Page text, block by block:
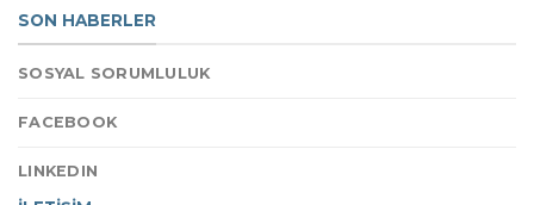
SON HABERLER
SOSYAL SORUMLULUK
FACEBOOK
LINKEDIN